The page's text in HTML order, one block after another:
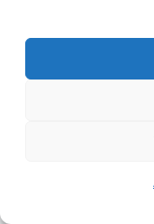
Lesson plans for
teaching and
junio, 2026